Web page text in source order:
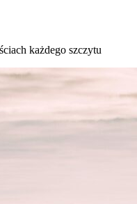
każdego szczytu